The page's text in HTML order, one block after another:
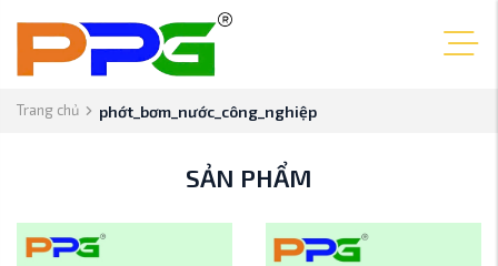
Trang chủ phớt_bơm_nước_công_nghiệp
SẢN PHẨM